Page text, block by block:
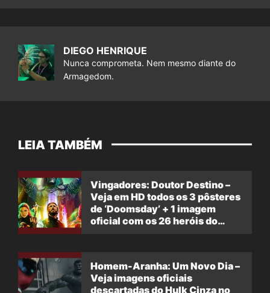
DIEGO HENRIQUE
Nunca comprometa. Nem mesmo diante do
Armagedom.
LEIA TAMBÉM
Vingadores: Doutor Destino –
Veja em HD todos os 3 pôsteres
de ‘Doomsday’ + 1 imagem
oficial com os 26 heróis do
Homem-Aranha: Um Novo Dia –
Veja imagens oficiais
descartadas do Hulk Cinza no